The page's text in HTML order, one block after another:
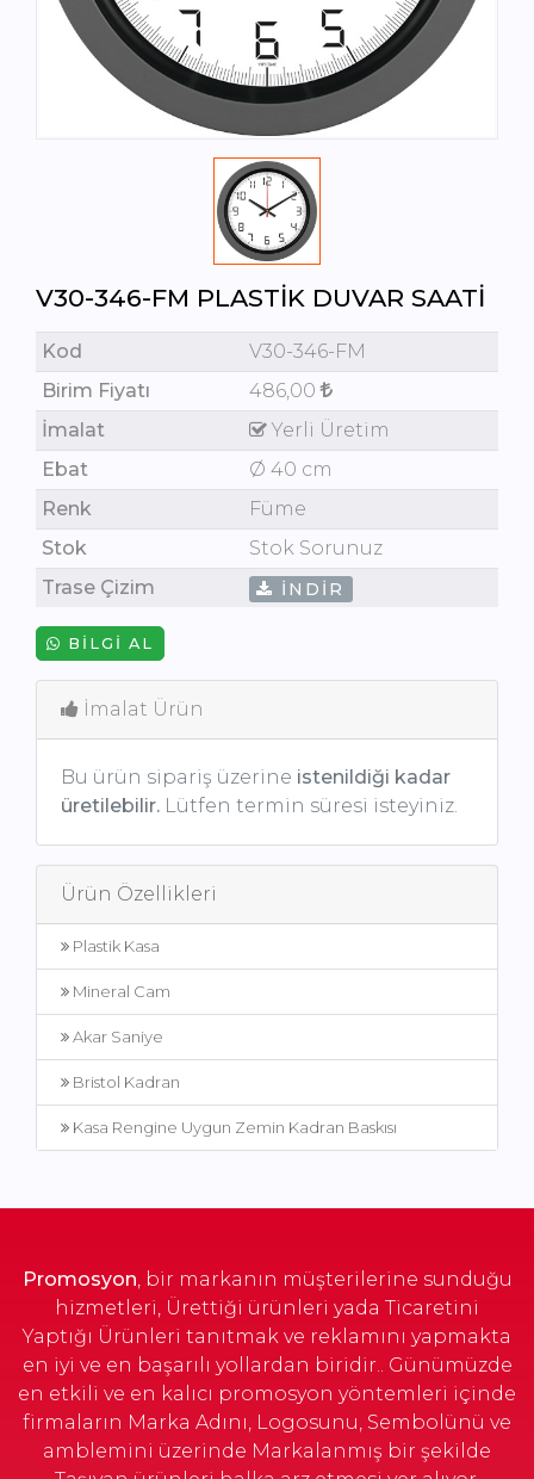
V30-346-FM PLASTIK DUVAR SAATI
Kod
V30-346-FM
Birim Fiyatı
486,00
İmalat
Yerli Üretim
Ebat
Ø 40 cm
Renk
Füme
Stok
Stok Sorunuz
Trase Çizim
İNDIR
BILGI AL
İmalat Ürün
Bu ürün sipariş üzerine istenildiği kadar
üretilebilir. Lütfen termin süresi isteyiniz.
Ürün Özellikleri
Plastik Kasa
Mineral Cam
Akar Saniye
Bristol Kadran
Kasa Rengine Uygun Zemin Kadran Baskısı
Promosyon, bir markanın müşterilerine sunduğu
hizmetleri, Ürettiği ürünleri yada Ticaretini
Yaptığı Ürünleri tanıtmak ve reklamını yapmakta
en iyi ve en başarılı yollardan biridir.. Günümüzde
en etkili ve en kalıcı promosyon yöntemleri içinde
firmaların Marka Adını, Logosunu, Sembolünü ve
amblemini üzerinde Markalanmış bir şekilde